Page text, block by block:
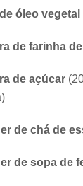
óleo vegetal
de farinha
de açúcar
de chá de
de sopa de